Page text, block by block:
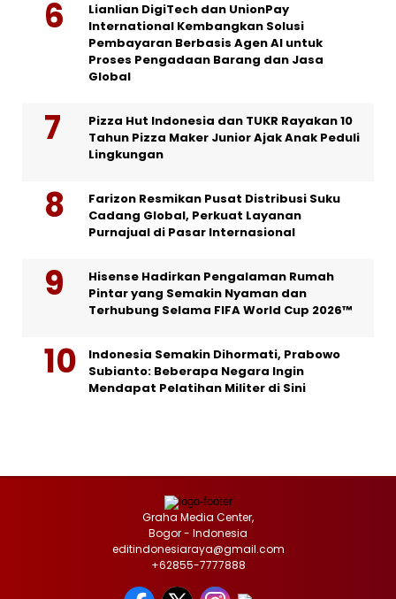
Lianlian DigiTech dan UnionPay
International Kembangkan Solusi
Pembayaran Berbasis Agen AI untuk
Proses Pengadaan Barang dan Jasa
Global
Pizza Hut Indonesia dan TUKR Rayakan 10
Tahun Pizza Maker Junior Ajak Anak Peduli
Lingkungan
Farizon Resmikan Pusat Distribusi Suku
Cadang Global, Perkuat Layanan
Purnajual di Pasar Internasional
Hisense Hadirkan Pengalaman Rumah
Pintar yang Semakin Nyaman dan
Terhubung Selama FIFA World Cup 2026™
Indonesia Semakin Dihormati, Prabowo
Subianto: Beberapa Negara Ingin
Mendapat Pelatihan Militer di Sini
Graha Media Center,
Bogor - Indonesia
editindonesiaraya@gmail.com
+62855-7777888